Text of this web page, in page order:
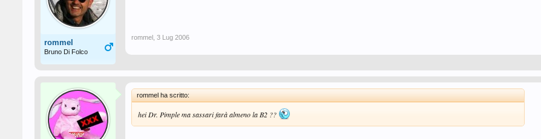
rommel
Bruno Di Folco
rommel 3 Lug 2006
rommel ha scritto:
hei Dr. Pimple ma sassari farà almeno la B2 ??